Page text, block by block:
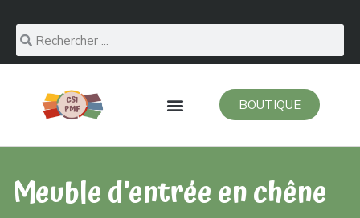
BOUTIQUE
Meuble d’entrée en chêne